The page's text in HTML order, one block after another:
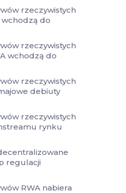
rzeczywistych
wchodzą do
rzeczywistych
wchodzą do
rzeczywistych
debiuty
rzeczywistych
rynku
regulacji
RWA nabiera